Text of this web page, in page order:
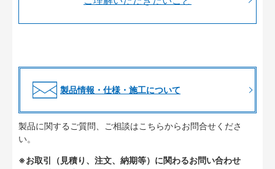
製品情報・仕様・施工について
製品に関するご質問、ご相談はこちらからお問合せくださ
い。
※お取引（見積り、注文、納期等）に関わるお問い合わせ